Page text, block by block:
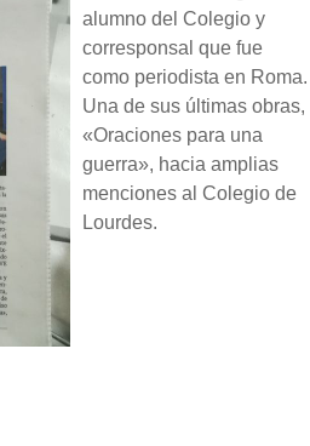
alumno del Colegio y
corresponsal que fue
como periodista en Roma.
Una de sus últimas obras,
«Oraciones para una
guerra», hacia amplias
menciones al Colegio de
Lourdes.